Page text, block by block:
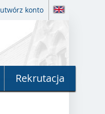
utwórz konto
Rekrutacja